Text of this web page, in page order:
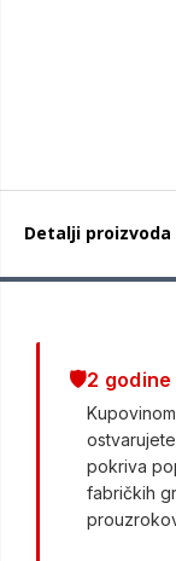
Detalji proizvoda
🛡️2
pokriva
fabričkih